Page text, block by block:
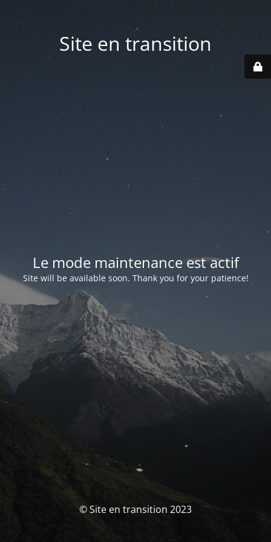
Site en transition
Le mode maintenance est actif
Site will be available soon. Thank you for your patience!
© Site en transition 2023